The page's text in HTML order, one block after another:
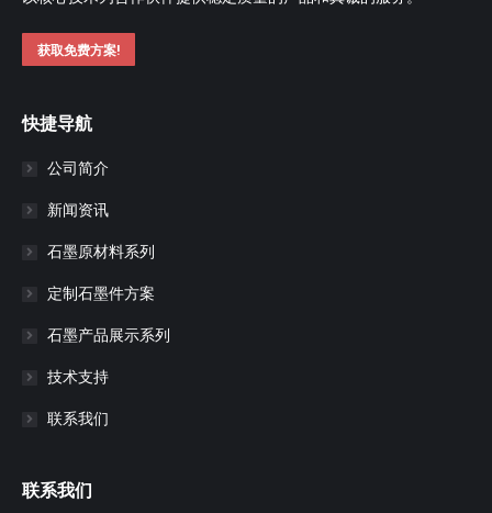
获取免费方案!
快捷导航
公司简介
新闻资讯
石墨原材料系列
定制石墨件方案
石墨产品展示系列
技术支持
联系我们
联系我们